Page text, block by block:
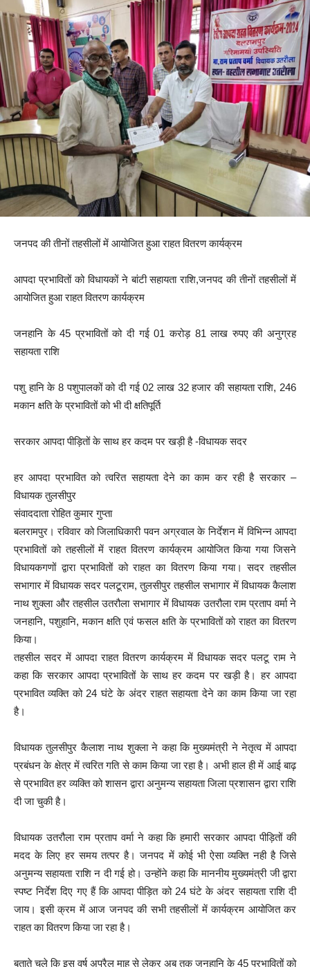
जनपद की तीनों तहसीलों में आयोजित हुआ राहत वितरण कार्यक्रम
आपदा प्रभावितों को विधायकों ने बांटी सहायता राशि,जनपद की तीनों तहसीलों में
आयोजित हुआ राहत वितरण कार्यक्रम
जनहानि के 45 प्रभावितों को दी गई 01 करोड़ 81 लाख रुपए की अनुग्रह
सहायता राशि
पशु हानि के 8 पशुपालकों को दी गई 02 लाख 32 हजार की सहायता राशि, 246
मकान क्षति के प्रभावितों को भी दी क्षतिपूर्ति
सरकार आपदा पीड़ितों के साथ हर कदम पर खड़ी है -विधायक सदर
हर आपदा प्रभावित को त्वरित सहायता देने का काम कर रही है सरकार –
विधायक तुलसीपुर
संवाददाता रोहित कुमार गुप्ता
बलरामपुर। रविवार को जिलाधिकारी पवन अग्रवाल के निर्देशन में विभिन्न आपदा
प्रभावितों को तहसीलों में राहत वितरण कार्यक्रम आयोजित किया गया जिसने
विधायकगणों द्वारा प्रभावितों को राहत का वितरण किया गया। सदर तहसील
सभागार में विधायक सदर पलटूराम, तुलसीपुर तहसील सभागार में विधायक कैलाश
नाथ शुक्ला और तहसील उतरौला सभागार में विधायक उतरौला राम प्रताप वर्मा ने
जनहानि, पशुहानि, मकान क्षति एवं फसल क्षति के प्रभावितों को राहत का वितरण
किया।
तहसील सदर में आपदा राहत वितरण कार्यक्रम में विधायक सदर पलटू राम ने
कहा कि सरकार आपदा प्रभावितों के साथ हर कदम पर खड़ी है। हर आपदा
प्रभावित व्यक्ति को 24 घंटे के अंदर राहत सहायता देने का काम किया जा रहा
है।
विधायक तुलसीपुर कैलाश नाथ शुक्ला ने कहा कि मुख्यमंत्री ने नेतृत्व में आपदा
प्रबंधन के क्षेत्र में त्वरित गति से काम किया जा रहा है। अभी हाल ही में आई बाढ़
से प्रभावित हर व्यक्ति को शासन द्वारा अनुमन्य सहायता जिला प्रशासन द्वारा राशि
दी जा चुकी है।
विधायक उतरौला राम प्रताप वर्मा ने कहा कि हमारी सरकार आपदा पीड़ितों की
मदद के लिए हर समय तत्पर है। जनपद में कोई भी ऐसा व्यक्ति नही है जिसे
अनुमन्य सहायता राशि न दी गई हो। उन्होंने कहा कि माननीय मुख्यमंत्री जी द्वारा
स्पष्ट निर्देश दिए गए हैं कि आपदा पीड़ित को 24 घंटे के अंदर सहायता राशि दी
जाय। इसी क्रम में आज जनपद की सभी तहसीलों में कार्यक्रम आयोजित कर
राहत का वितरण किया जा रहा है।
बताते चले कि इस वर्ष अप्रैल माह से लेकर अब तक जनहानि के 45 प्रभावितों को